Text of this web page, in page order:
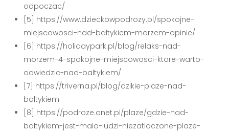
odpoczac/
[5] https://www.dzieckowpodrozy.pl/spokojne-
miejscowosci-nad-baltykiem-morzem-opinie/
[6] https://holidaypark.pl/blog/relaks-nad-
morzem-4-spokojne-miejscowosci-ktore-warto-
odwiedzic-nad-baltykiem/
[7] https://triverna.pl/blog/dzikie-plaze-nad-
baltykiem
[8] https://podroze.onet.pl/plaze/gdzie-nad-
baltykiem-jest-malo-ludzi-niezatloczone-plaze-